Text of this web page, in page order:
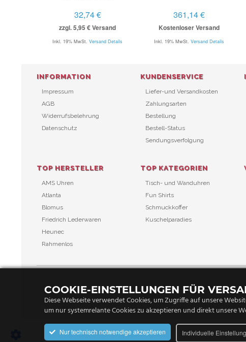
32,74 €
zzgl. 5,95 € Versand
Inkl. 19% MwSt. Versand Details
361,14 €
Kostenloser Versand
Inkl. 19% MwSt. Versand Details
INFORMATION
Impressum
AGB
Widerrufsbelehrung
Datenschutz
KUNDENSERVICE
Liefer-und Versandkosten
Zahlungsarten
Bestellung
Bestell-Status
Sendungsverfolgung
TOP HERSTELLER
AMS Uhren
Atlanta
Blomus
Friedrich Lederwaren
Heunec
Rahmenlos
TOP KATEGORIEN
Tisch- und Wanduhren
Fun Shirts
Schmuckkoffer
Kuschelparadies
COOKIE-EINSTELLUNGEN FÜR
Diese Webseite verwendet Cookies, um Zugriffe auf unsere
um nur systemrelante Cookies zu akzeptieren und direkt unsere
Nur technisch notwendige akzeptieren Individuelle